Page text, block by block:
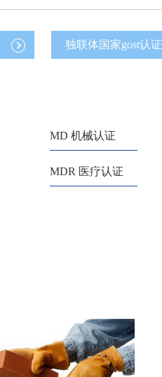
独联体国家gost认证
MD 机械认证
MDR 医疗认证